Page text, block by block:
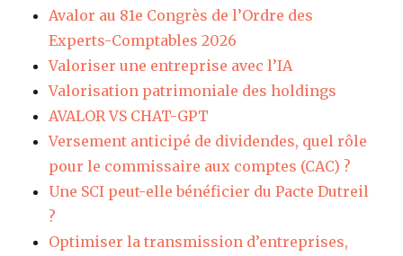
Avalor au 81e Congrès de l’Ordre des
Experts-Comptables 2026
Valoriser une entreprise avec l’IA
Valorisation patrimoniale des holdings
AVALOR VS CHAT-GPT
Versement anticipé de dividendes, quel rôle
pour le commissaire aux comptes (CAC) ?
Une SCI peut-elle bénéficier du Pacte Dutreil
?
Optimiser la transmission d’entreprises,